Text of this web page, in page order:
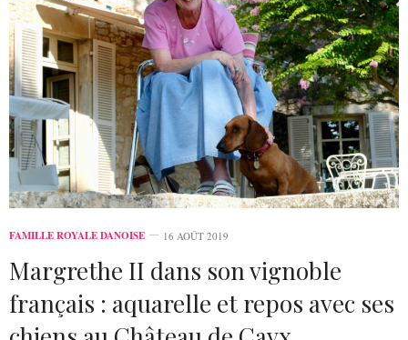
FAMILLE ROYALE DANOISE 16 AOÛT 2019
Margrethe II dans son vignoble
français : aquarelle et repos avec ses